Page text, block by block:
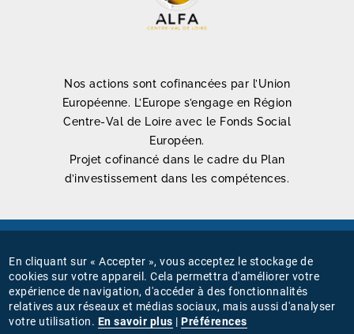
Nos actions sont cofinancées par l’Union
Européenne. L’Europe s’engage en Région
Centre-Val de Loire avec le Fonds Social
Européen.
Projet cofinancé dans le cadre du Plan
d’investissement dans les compétences.
MENU
PIED
Mentions légales
Connexion
Gestion des cookies
En cliquant sur « Accepter », vous acceptez le stockage de
cookies sur votre appareil. Cela permettra d'améliorer votre
expérience de navigation, d'accéder à des fonctionnalités
relatives aux réseaux et médias sociaux, mais aussi d'analyser
votre utilisation. En savoir plus |Préférences